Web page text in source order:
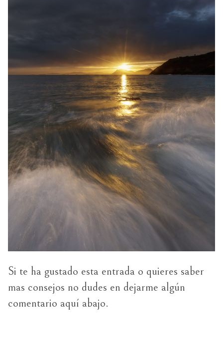
Si te ha gustado esta entrada o quieres saber
mas consejos no dudes en dejarme algún
comentario aquí abajo.